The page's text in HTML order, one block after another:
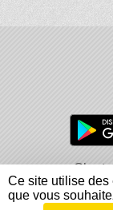
Informations
Ce site utilise des
que vous